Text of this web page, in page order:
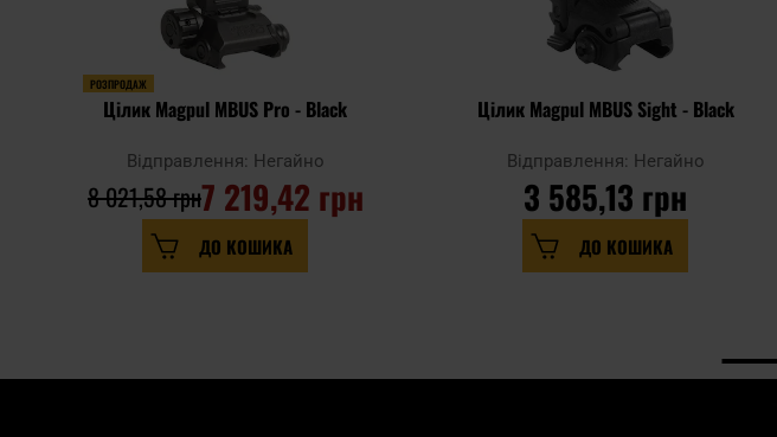
РОЗПРОДАЖ
Цілик Magpul MBUS Pro - Black
Відправлення: Негайно
7 219,42 грн
8 021,58 грн
ДО КОШИКА
Цілик Magpul MBUS Sight - Black
Відправлення: Негайно
3 585,13 грн
ДО КОШИКА